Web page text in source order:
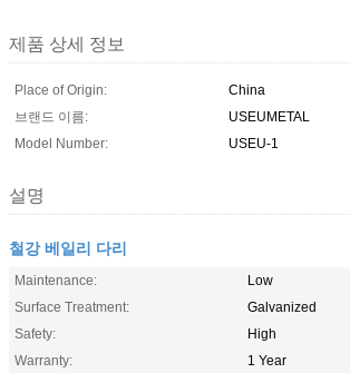
제품 상세 정보
Place of Origin:
China
브랜드 이름:
USEUMETAL
Model Number:
USEU-1
설명
철강 베일리 다리
Maintenance:
Low
Surface Treatment:
Galvanized
Safety:
High
Warranty:
1 Year